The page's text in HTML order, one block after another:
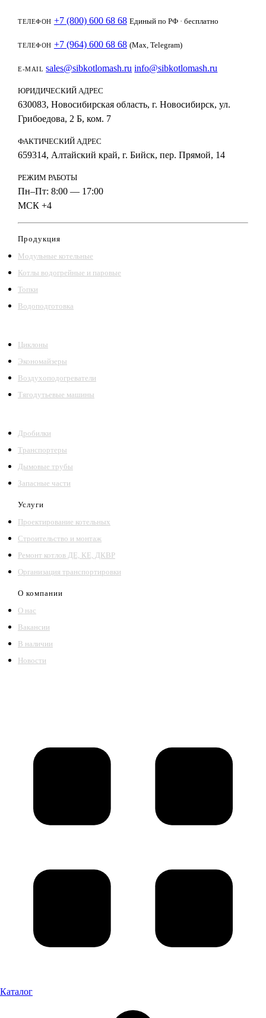
ТЕЛЕФОН +7 (800) 600 68 68 Единый по РФ · бесплатно
ТЕЛЕФОН +7 (964) 600 68 68 (Max, Telegram)
E-MAIL sales@sibkotlomash.ru info@sibkotlomash.ru
ЮРИДИЧЕСКИЙ АДРЕС
630083, Новосибирская область, г. Новосибирск, ул.
Грибоедова, 2 Б, ком. 7
ФАКТИЧЕСКИЙ АДРЕС
659314, Алтайский край, г. Бийск, пер. Прямой, 14
РЕЖИМ РАБОТЫ
Пн–Пт: 8:00 — 17:00
МСК +4
Продукция
Модульные котельные
Котлы водогрейные и паровые
Топки
Водоподготовка
Циклоны
Экономайзеры
Воздухоподогреватели
Тягодутьевые машины
Дробилки
Транспортеры
Дымовые трубы
Запасные части
Услуги
Проектирование котельных
Строительство и монтаж
Ремонт котлов ДЕ, КЕ, ДКВР
Организация транспортировки
О компании
О нас
Вакансии
В наличии
Новости
Каталог